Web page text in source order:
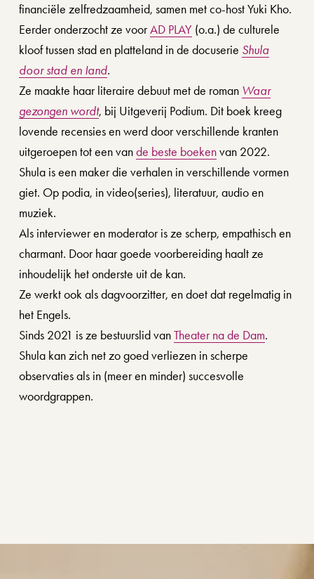
financiële zelfredzaamheid, samen met co-host Yuki Kho.
Eerder onderzocht ze voor AD PLAY (o.a.) de culturele
kloof tussen stad en platteland in de docuserie Shula
door stad en Iand.
Ze maakte haar literaire debuut met de roman Waar
gezongen wordt, bij Uitgeverij Podium. Dit boek kreeg
lovende recensies en werd door verschillende kranten
uitgeroepen tot een van de beste boeken van 2022.
Shula is een maker die verhalen in verschillende vormen
giet. Op podia, in video(series), literatuur, audio en
muziek.
Als interviewer en moderator is ze scherp, empathisch en
charmant. Door haar goede voorbereiding haalt ze
inhoudelijk het onderste uit de kan.
Ze werkt ook als dagvoorzitter, en doet dat regelmatig in
het Engels.
Sinds 2021 is ze bestuurslid van Theater na de Dam.
Shula kan zich net zo goed verliezen in scherpe
observaties als in (meer en minder) succesvolle
woordgrappen.